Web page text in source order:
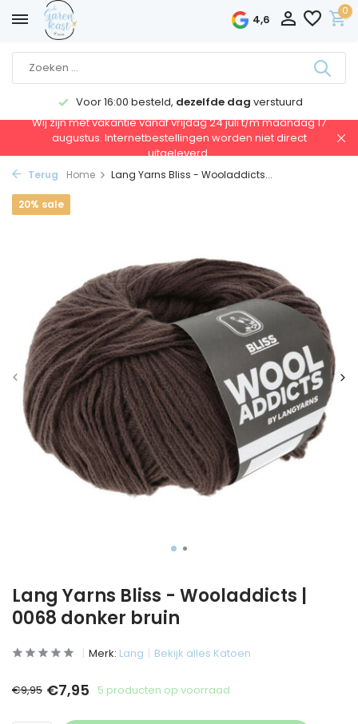
4,6
0
Voor 16:00 besteld, dezelfde dag verstuurd
Wij zijn met vakantie vanaf vrijdag 24 juli t/m maandag 17
augustus. Internetbestellingen worden niet direct
uitgeleverd.
Terug Home Lang Yarns Bliss - Wooladdicts...
Lang Yarns Bliss - Wooladdicts |
0068 donker bruin
20% sale
Merk: Lang Bekijk alles Katoen
€9,95 €7,95 5 producten op voorraad